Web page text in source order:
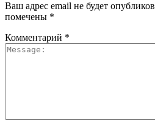
Ваш адрес email не будет
помечены *
Комментарий *